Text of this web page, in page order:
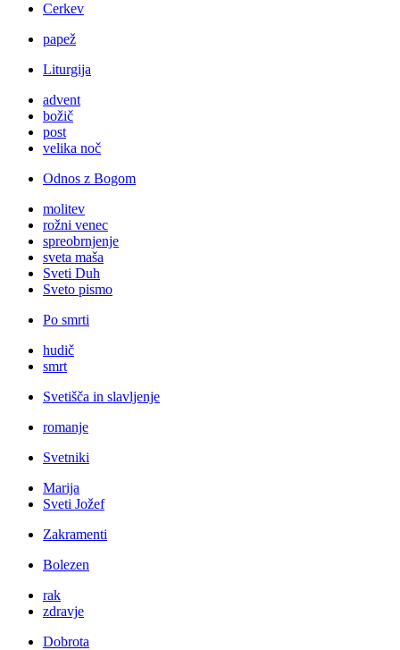
Cerkev
papež
Liturgija
advent
božič
post
velika noč
Odnos z Bogom
molitev
rožni venec
spreobrnjenje
sveta maša
Sveti Duh
Sveto pismo
Po smrti
hudič
smrt
Svetišča in slavljenje
romanje
Svetniki
Marija
Sveti Jožef
Zakramenti
Bolezen
rak
zdravje
Dobrota